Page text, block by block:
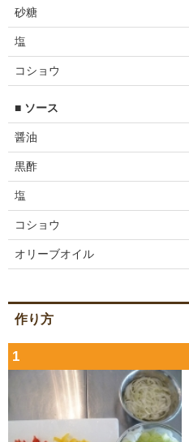
砂糖
塩
コショウ
■ ソース
醤油
黒酢
塩
コショウ
オリーブオイル
作り方
1